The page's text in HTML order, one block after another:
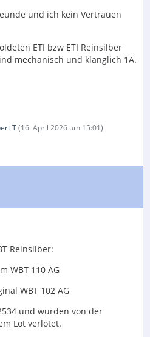
und ich kein Vertrauen
ETI bzw ETI Reinsilber
mechanisch und klanglich 1A.
T(16. April 2026 um 15:01)
Reinsilber:
WBT 110 AG
WBT 102 AG
und wurden von der
Lot verlötet.